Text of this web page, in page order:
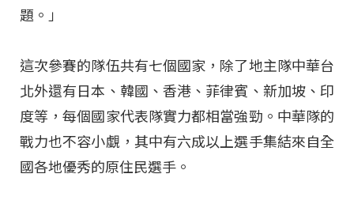
題。」
這次參賽的隊伍共有七個國家，除了地主隊中華台
北外還有日本、韓國、香港、菲律賓、新加坡、印
度等，每個國家代表隊實力都相當強勁。中華隊的
戰力也不容小覷，其中有六成以上選手集結來自全
國各地優秀的原住民選手。